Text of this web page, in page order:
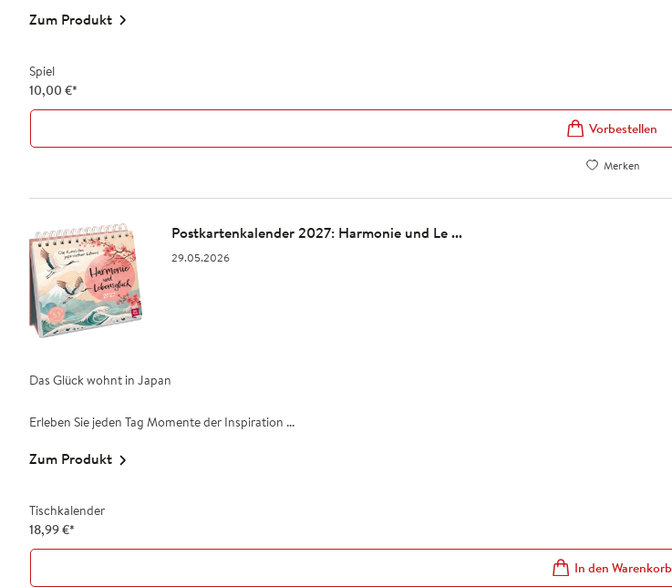
Zum Produkt
Spiel
10,00 €*
Vorbestellen
Merken
Postkartenkalender 2027: Harmonie und Le ...
29.05.2026
Das Glück wohnt in Japan
Erleben Sie jeden Tag Momente der Inspiration ...
Zum Produkt
Tischkalender
18,99€*
In den Warenkorb